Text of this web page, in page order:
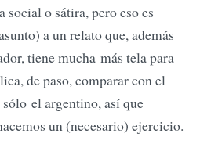
o sátira, pero eso es
a un relato que, además
tiene mucha más tela para
de paso, comparar con el
el argentino, así que
un (necesario) ejercicio.